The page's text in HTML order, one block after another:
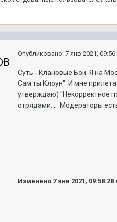
Опубликовано:7 янв 2021,
Суть - Клановые Бои. Я на
Сам ты Клоун". И мне
утверждаю) "Некорректное
отрядами.... Модераторы
Изменено 7 янв 2021, 09:58:28